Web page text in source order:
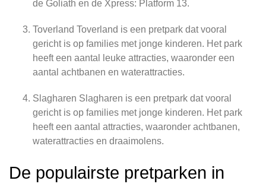
de Goliath en de Xpress: Platform 13.
Toverland Toverland is een pretpark dat vooral
gericht is op families met jonge kinderen. Het park
heeft een aantal leuke attracties, waaronder een
aantal achtbanen en waterattracties.
Slagharen Slagharen is een pretpark dat vooral
gericht is op families met jonge kinderen. Het park
heeft een aantal attracties, waaronder achtbanen,
waterattracties en draaimolens.
De populairste pretparken in